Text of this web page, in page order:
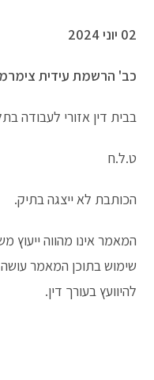
02 יוני 2024
כב' הרשמת עידית
בבית דין אזורי לעבודה
ט.ל.ח
הכותבת לא ייצגה בתיק.
המאמר אינו מהווה ייעוץ
שימוש בתוכן המאמר
להיוועץ בעורך דין.